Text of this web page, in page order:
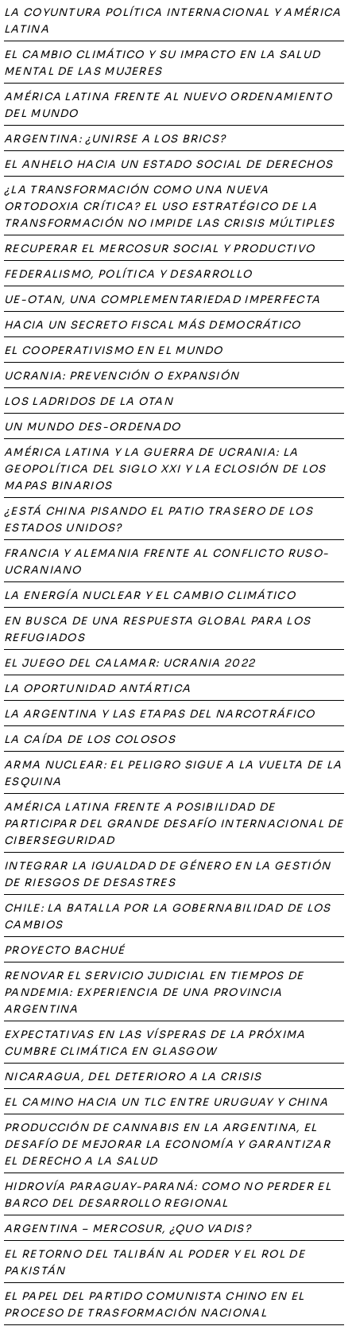
LA COYUNTURA POLÍTICA INTERNACIONAL Y AMÉRICA
LATINA
EL CAMBIO CLIMÁTICO Y SU IMPACTO EN LA SALUD
MENTAL DE LAS MUJERES
AMÉRICA LATINA FRENTE AL NUEVO ORDENAMIENTO
DEL MUNDO
ARGENTINA: ¿UNIRSE A LOS BRICS?
EL ANHELO HACIA UN ESTADO SOCIAL DE DERECHOS
¿LA TRANSFORMACIÓN COMO UNA NUEVA
ORTODOXIA CRÍTICA? EL USO ESTRATÉGICO DE LA
TRANSFORMACIÓN NO IMPIDE LAS CRISIS MÚLTIPLES
RECUPERAR EL MERCOSUR SOCIAL Y PRODUCTIVO
FEDERALISMO, POLÍTICA Y DESARROLLO
UE-OTAN, UNA COMPLEMENTARIEDAD IMPERFECTA
HACIA UN SECRETO FISCAL MÁS DEMOCRÁTICO
EL COOPERATIVISMO EN EL MUNDO
UCRANIA: PREVENCIÓN O EXPANSIÓN
LOS LADRIDOS DE LA OTAN
UN MUNDO DES-ORDENADO
AMÉRICA LATINA Y LA GUERRA DE UCRANIA: LA
GEOPOLÍTICA DEL SIGLO XXI Y LA ECLOSIÓN DE LOS
MAPAS BINARIOS
¿ESTÁ CHINA PISANDO EL PATIO TRASERO DE LOS
ESTADOS UNIDOS?
FRANCIA Y ALEMANIA FRENTE AL CONFLICTO RUSO-
UCRANIANO
LA ENERGÍA NUCLEAR Y EL CAMBIO CLIMÁTICO
EN BUSCA DE UNA RESPUESTA GLOBAL PARA LOS
REFUGIADOS
EL JUEGO DEL CALAMAR: UCRANIA 2022
LA OPORTUNIDAD ANTÁRTICA
LA ARGENTINA Y LAS ETAPAS DEL NARCOTRÁFICO
LA CAÍDA DE LOS COLOSOS
ARMA NUCLEAR: EL PELIGRO SIGUE A LA VUELTA DE LA
ESQUINA
AMÉRICA LATINA FRENTE A POSIBILIDAD DE
PARTICIPAR DEL GRANDE DESAFÍO INTERNACIONAL DE
CIBERSEGURIDAD
INTEGRAR LA IGUALDAD DE GÉNERO EN LA GESTIÓN
DE RIESGOS DE DESASTRES
CHILE: LA BATALLA POR LA GOBERNABILIDAD DE LOS
CAMBIOS
PROYECTO BACHUÉ
RENOVAR EL SERVICIO JUDICIAL EN TIEMPOS DE
PANDEMIA: EXPERIENCIA DE UNA PROVINCIA
ARGENTINA
EXPECTATIVAS EN LAS VÍSPERAS DE LA PRÓXIMA
CUMBRE CLIMÁTICA EN GLASGOW
NICARAGUA, DEL DETERIORO A LA CRISIS
EL CAMINO HACIA UN TLC ENTRE URUGUAY Y CHINA
PRODUCCIÓN DE CANNABIS EN LA ARGENTINA, EL
DESAFÍO DE MEJORAR LA ECONOMÍA Y GARANTIZAR
EL DERECHO A LA SALUD
HIDROVÍA PARAGUAY-PARANÁ: COMO NO PERDER EL
BARCO DEL DESARROLLO REGIONAL
ARGENTINA – MERCOSUR, ¿QUO VADIS?
EL RETORNO DEL TALIBÁN AL PODER Y EL ROL DE
PAKISTÁN
EL PAPEL DEL PARTIDO COMUNISTA CHINO EN EL
PROCESO DE TRASFORMACIÓN NACIONAL